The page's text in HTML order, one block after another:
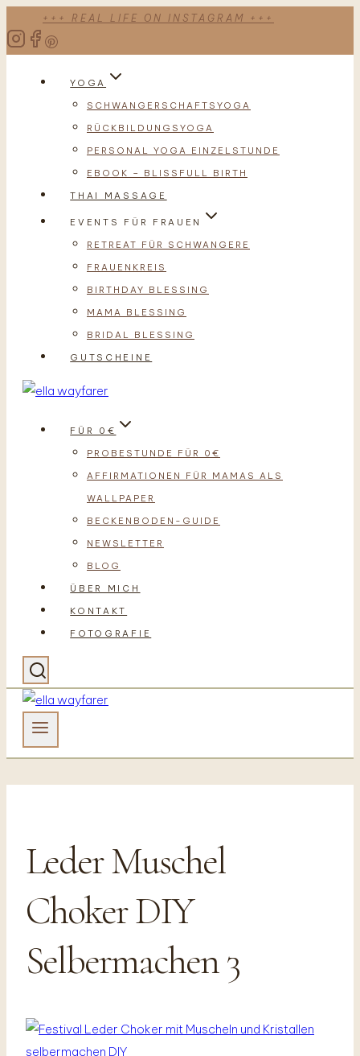
Inhalt
+++ REAL LIFE ON INSTAGRAM +++
YOGA
SCHWANGERSCHAFTSYOGA
RÜCKBILDUNGSYOGA
PERSONAL YOGA EINZELSTUNDE
EBOOK – BLISSFULL BIRTH
THAI MASSAGE
EVENTS FÜR FRAUEN
RETREAT FÜR SCHWANGERE
FRAUENKREIS
BIRTHDAY BLESSING
MAMA BLESSING
BRIDAL BLESSING
GUTSCHEINE
FÜR 0€
PROBESTUNDE FÜR 0€
AFFIRMATIONEN FÜR MAMAS ALS
WALLPAPER
BECKENBODEN-GUIDE
NEWSLETTER
BLOG
ÜBER MICH
KONTAKT
FOTOGRAFIE
Leder Muschel
Choker DIY
Selbermachen 3